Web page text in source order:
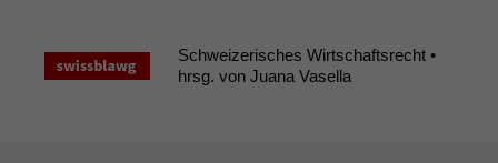
springen
Schweizerisches Wirtschaftsrecht •
hrsg. von Juana Vasella